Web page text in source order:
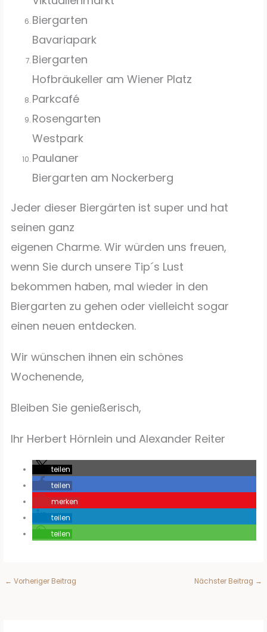
Biergarten
Bavariapark
Biergarten
Hofbräukeller am Wiener Platz
Parkcafé
Rosengarten
Westpark
Paulaner
Biergarten am Nockerberg
Jeder dieser Biergärten ist super und hat
seinen ganz
eigenen Charme. Wir würden uns freuen,
wenn Sie durch unsere Tip´s Lust
bekommen haben, mal wieder in den
Biergarten zu gehen oder vielleicht sogar
einen neuen entdecken.
Wir wünschen ihnen ein schönes
Wochenende,
Bleiben Sie genießerisch,
Ihr Herbert Hörnlein und Alexander Reiter
teilen
teilen
merken
teilen
teilen
← Vorheriger Beitrag Nächster Beitrag →